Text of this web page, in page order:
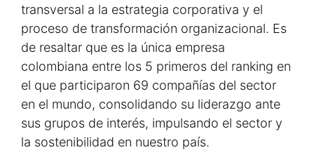
transversal a la estrategia corporativa y el
proceso de transformación organizacional. Es
de resaltar que es la única empresa
colombiana entre los 5 primeros del ranking en
el que participaron 69 compañías del sector
en el mundo, consolidando su liderazgo ante
sus grupos de interés, impulsando el sector y
la sostenibilidad en nuestro país.